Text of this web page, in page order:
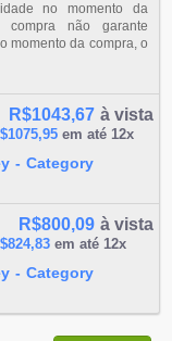
no momento da
compra não garante
momento da compra, o
R$1043,67 à vista
em até 12x
- Category
R$800,09 à vista
em até 12x
- Category